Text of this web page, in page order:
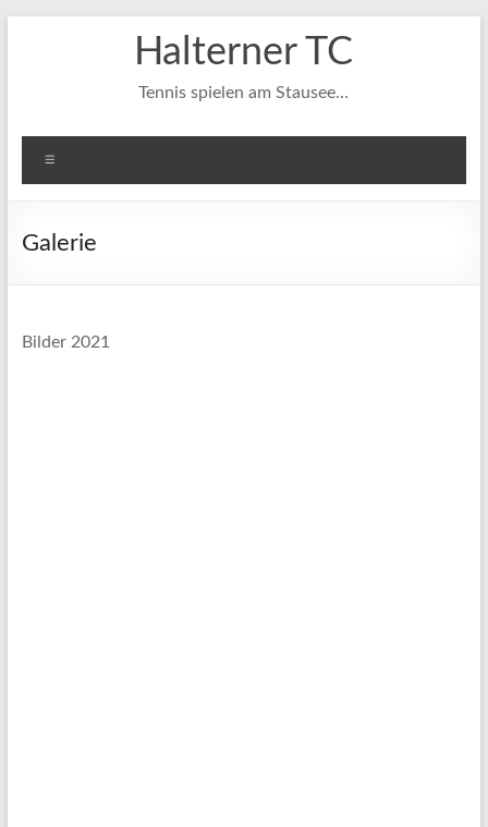
Halterner TC
Tennis spielen am Stausee…
Galerie
Bilder 2021